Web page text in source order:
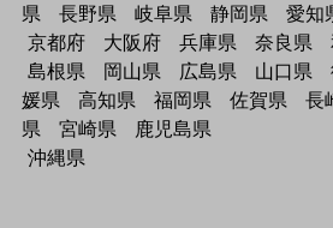
県
長野県 岐阜県 静岡県 愛知
京都府
大阪府 兵庫県 奈良県
島根県
岡山県 広島県 山口県
媛県
高知県 福岡県 佐賀県 長
県
宮崎県
鹿児島県
沖縄県